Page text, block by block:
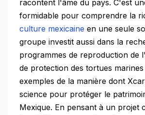
racontent l'âme du pays. C'est
formidable pour comprendre la
culture mexicaine en une seule
groupe investit aussi dans la
programmes de reproduction de
de protection des tortues
exemples de la manière dont
science pour protéger le
Mexique. En pensant à un projet